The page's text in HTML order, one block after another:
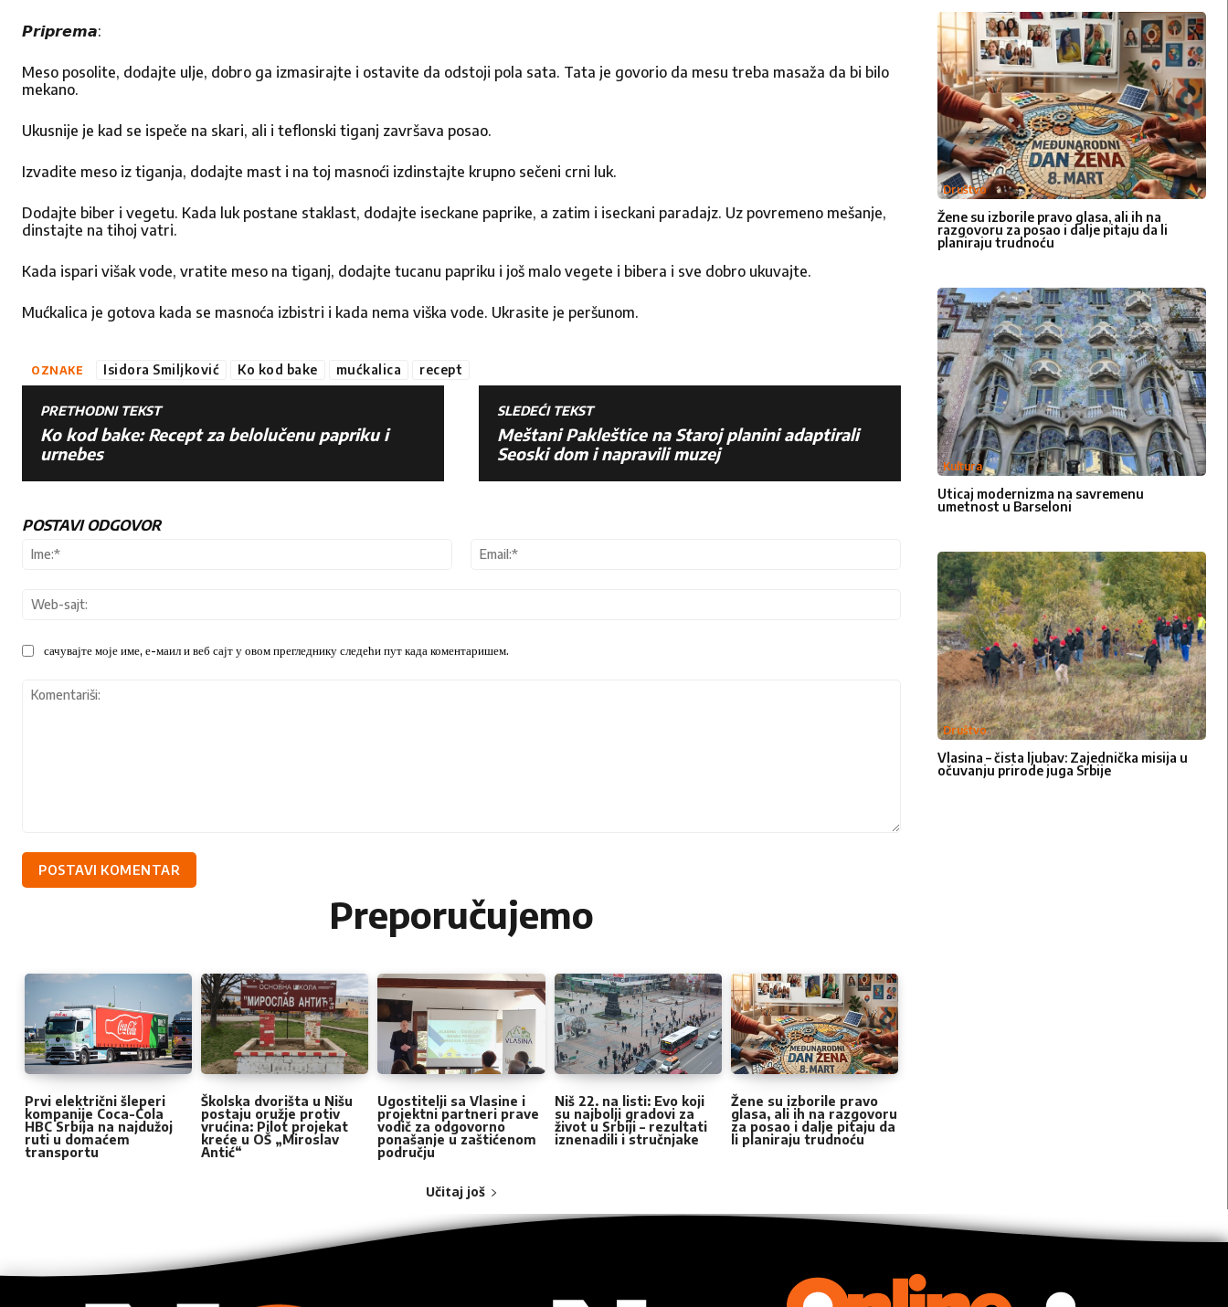
𝙋𝙧𝙞𝙥𝙧𝙚𝙢𝙖:
Meso posolite, dodajte ulje, dobro ga izmasirajte i ostavite da odstoji pola sata. Tata je govorio da mesu treba masaža da bi bilo
mekano.
Ukusnije je kad se ispeče na skari, ali i teflonski tiganj završava posao.
Izvadite meso iz tiganja, dodajte mast i na toj masnoći izdinstajte krupno sečeni crni luk.
Dodajte biber i vegetu. Kada luk postane staklast, dodajte iseckane paprike, a zatim i iseckani paradajz. Uz povremeno mešanje,
dinstajte na tihoj vatri.
Kada ispari višak vode, vratite meso na tiganj, dodajte tucanu papriku i još malo vegete i bibera i sve dobro ukuvajte.
Mućkalica je gotova kada se masnoća izbistri i kada nema viška vode. Ukrasite je peršunom.
OZNAKE Isidora Smiljković Ko kod bake mućkalica recept
PRETHODNI TEKST
Ko kod bake: Recept za belolučenu papriku i
urnebes
SLEDEĆI TEKST
Meštani Pakleštice na Staroj planini adaptirali
Seoski dom i napravili muzej
POSTAVI ODGOVOR
Ime:*
сачувајте моје име, е-маил и веб сајт у овом прегледнику следећи пут када коментаришем.
Preporučujemo
Prvi električni šleperi
kompanije Coca-Cola
HBC Srbija na najdužoj
ruti u domaćem
transportu
Školska dvorišta u Nišu
postaju oružje protiv
vrućina: Pilot projekat
kreće u OŠ „Miroslav
Antić“
Ugostitelji sa Vlasine i
projektni partneri prave
vodič za odgovorno
ponašanje u zaštićenom
području
Niš 22. na listi: Evo koji
su najbolji gradovi za
život u Srbiji – rezultati
iznenadili i stručnjake
Žene su izborile pravo
glasa, ali ih na razgovoru
za posao i dalje pitaju da
li planiraju trudnoću
Učitaj još
Društvo
Žene su izborile pravo glasa, ali ih na
razgovoru za posao i dalje pitaju da li
planiraju trudnoću
Kultura
Uticaj modernizma na savremenu
umetnost u Barseloni
Društvo
Vlasina – čista ljubav: Zajednička misija u
očuvanju prirode juga Srbije